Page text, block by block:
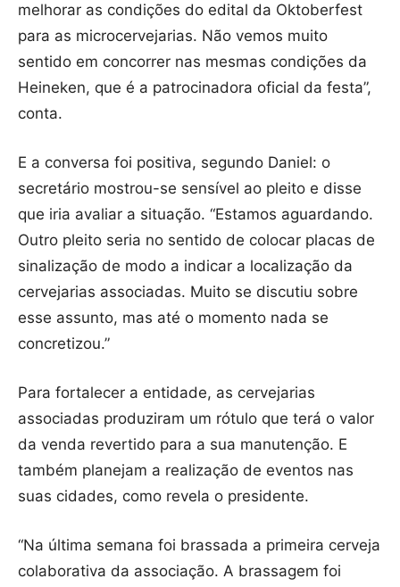
melhorar as condições do edital da Oktoberfest
para as microcervejarias. Não vemos muito
sentido em concorrer nas mesmas condições da
Heineken, que é a patrocinadora oficial da festa”,
conta.
E a conversa foi positiva, segundo Daniel: o
secretário mostrou-se sensível ao pleito e disse
que iria avaliar a situação. “Estamos aguardando.
Outro pleito seria no sentido de colocar placas de
sinalização de modo a indicar a localização da
cervejarias associadas. Muito se discutiu sobre
esse assunto, mas até o momento nada se
concretizou.”
Para fortalecer a entidade, as cervejarias
associadas produziram um rótulo que terá o valor
da venda revertido para a sua manutenção. E
também planejam a realização de eventos nas
suas cidades, como revela o presidente.
“Na última semana foi brassada a primeira cerveja
colaborativa da associação. A brassagem foi